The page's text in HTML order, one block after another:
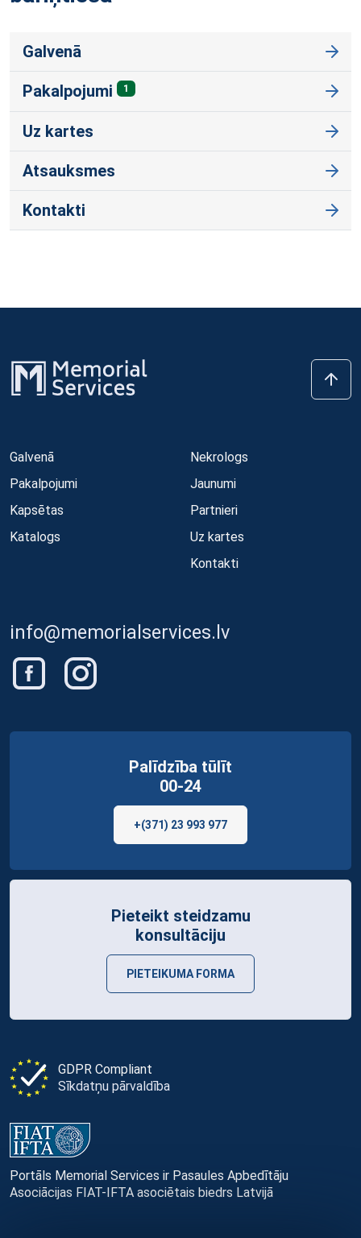
Galvenā
Pakalpojumi 1
Uz kartes
Atsauksmes
Kontakti
Galvenā
Pakalpojumi
Kapsētas
Katalogs
Nekrologs
Jaunumi
Partnieri
Uz kartes
Kontakti
info@memorialservices.lv
GDPR Compliant
Sīkdatņu pārvaldība
Portāls Memorial Services ir Pasaules Apbedītāju
Asociācijas FIAT-IFTA asociētais biedrs Latvijā
Palīdzība tūlīt
00-24
+(371) 23 993 977
Pieteikt steidzamu
konsultāciju
PIETEIKUMA FORMA